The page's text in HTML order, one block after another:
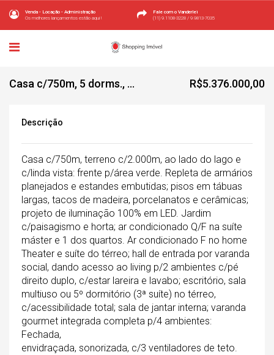
Fale com o Vanderlei
(11) 9.1108-3228 / 9.9813-7035
Venda - Locação - Administração
Os melhores lançamentos estão aqui !
Casa c/750m, 5 dorms., 7 vagas, Palos Verdes R$5.376.000,00
Descrição
Casa c/750m, terreno c/2.000m, ao lado do lago e
c/linda vista: frente p/área verde. Repleta de armários
planejados e estandes embutidas; pisos em tábuas
largas, tacos de madeira, porcelanatos e cerâmicas;
projeto de iluminação 100% em LED. Jardim
c/paisagismo e horta; ar condicionado Q/F na suíte
máster e 1 dos quartos. Ar condicionado F no home
Theater e suíte do térreo; hall de entrada por varanda
social, dando acesso ao living p/2 ambientes c/pé
direito duplo, c/estar lareira e lavabo; escritório, sala
multiuso ou 5º dormitório (3ª suíte) no térreo,
c/acessibilidade total; sala de jantar interna; varanda
gourmet integrada completa p/4 ambientes:
Fechada,
envidraçada, sonorizada, c/3 ventiladores de teto.